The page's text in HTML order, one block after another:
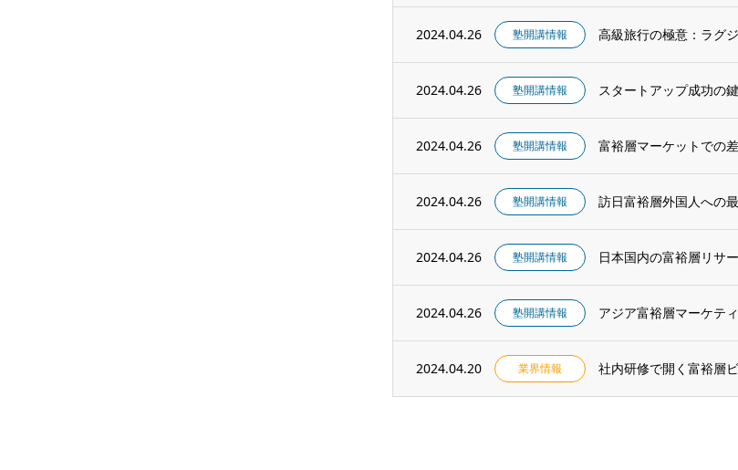
2024.04.26 塾開講情報 高級旅行の極意：ラグ
2024.04.26 塾開講情報 スタートアップ成功の
2024.04.26 塾開講情報 富裕層マーケットでの
2024.04.26 塾開講情報 訪日富裕層外国人への
2024.04.26 塾開講情報 日本国内の富裕層リサ
2024.04.26 塾開講情報 アジア富裕層マーケテ
2024.04.20 業界情報 社内研修で開く富裕層